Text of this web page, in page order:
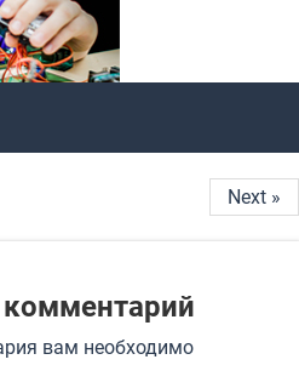
Next »
вам необходимо